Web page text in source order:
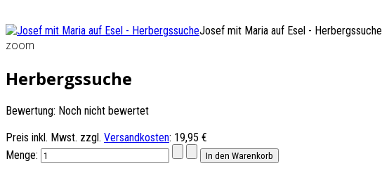
Josef mit Maria auf Esel - Herbergssuche
zoom
Herbergssuche
Bewertung: Noch nicht bewertet
Preis inkl. Mwst. zzgl. Versandkosten: 19,95 €
Menge: